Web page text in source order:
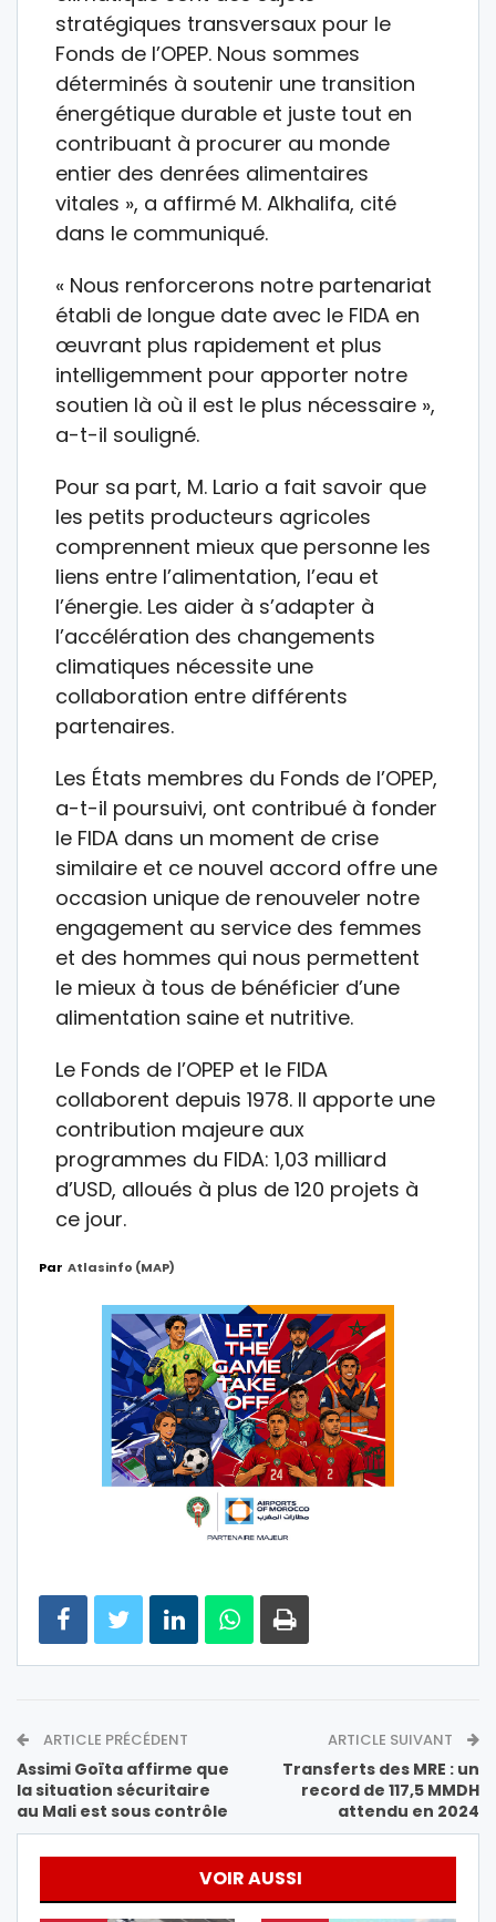
stratégiques transversaux pour le
Fonds de l’OPEP. Nous sommes
déterminés à soutenir une transition
énergétique durable et juste tout en
contribuant à procurer au monde
entier des denrées alimentaires
vitales », a affirmé M. Alkhalifa, cité
dans le communiqué.
« Nous renforcerons notre partenariat
établi de longue date avec le FIDA en
œuvrant plus rapidement et plus
intelligemment pour apporter notre
soutien là où il est le plus nécessaire »,
a-t-il souligné.
Pour sa part, M. Lario a fait savoir que
les petits producteurs agricoles
comprennent mieux que personne les
liens entre l’alimentation, l’eau et
l’énergie. Les aider à s’adapter à
l’accélération des changements
climatiques nécessite une
collaboration entre différents
partenaires.
Les États membres du Fonds de l’OPEP,
a-t-il poursuivi, ont contribué à fonder
le FIDA dans un moment de crise
similaire et ce nouvel accord offre une
occasion unique de renouveler notre
engagement au service des femmes
et des hommes qui nous permettent
le mieux à tous de bénéficier d’une
alimentation saine et nutritive.
Le Fonds de l’OPEP et le FIDA
collaborent depuis 1978. Il apporte une
contribution majeure aux
programmes du FIDA: 1,03 milliard
d’USD, alloués à plus de 120 projets à
ce jour.
Par Atlasinfo (MAP)
ARTICLE PRÉCÉDENT
Assimi Goïta affirme que
la situation sécuritaire
au Mali est sous contrôle
ARTICLE SUIVANT
Transferts des MRE : un
record de 117,5 MMDH
attendu en 2024
VOIR AUSSI